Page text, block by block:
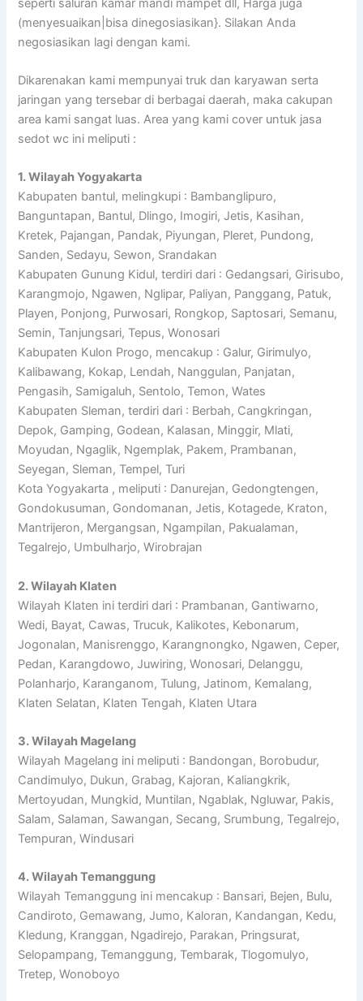
seperti saluran kamar mandi mampet dll, Harga juga
(menyesuaikan|bisa dinegosiasikan}. Silakan Anda
negosiasikan lagi dengan kami.
Dikarenakan kami mempunyai truk dan karyawan serta
jaringan yang tersebar di berbagai daerah, maka cakupan
area kami sangat luas. Area yang kami cover untuk jasa
sedot wc ini meliputi :
1. Wilayah Yogyakarta
Kabupaten bantul, melingkupi : Bambanglipuro,
Banguntapan, Bantul, Dlingo, Imogiri, Jetis, Kasihan,
Kretek, Pajangan, Pandak, Piyungan, Pleret, Pundong,
Sanden, Sedayu, Sewon, Srandakan
Kabupaten Gunung Kidul, terdiri dari : Gedangsari, Girisubo,
Karangmojo, Ngawen, Nglipar, Paliyan, Panggang, Patuk,
Playen, Ponjong, Purwosari, Rongkop, Saptosari, Semanu,
Semin, Tanjungsari, Tepus, Wonosari
Kabupaten Kulon Progo, mencakup : Galur, Girimulyo,
Kalibawang, Kokap, Lendah, Nanggulan, Panjatan,
Pengasih, Samigaluh, Sentolo, Temon, Wates
Kabupaten Sleman, terdiri dari : Berbah, Cangkringan,
Depok, Gamping, Godean, Kalasan, Minggir, Mlati,
Moyudan, Ngaglik, Ngemplak, Pakem, Prambanan,
Seyegan, Sleman, Tempel, Turi
Kota Yogyakarta , meliputi : Danurejan, Gedongtengen,
Gondokusuman, Gondomanan, Jetis, Kotagede, Kraton,
Mantrijeron, Mergangsan, Ngampilan, Pakualaman,
Tegalrejo, Umbulharjo, Wirobrajan
2. Wilayah Klaten
Wilayah Klaten ini terdiri dari : Prambanan, Gantiwarno,
Wedi, Bayat, Cawas, Trucuk, Kalikotes, Kebonarum,
Jogonalan, Manisrenggo, Karangnongko, Ngawen, Ceper,
Pedan, Karangdowo, Juwiring, Wonosari, Delanggu,
Polanharjo, Karanganom, Tulung, Jatinom, Kemalang,
Klaten Selatan, Klaten Tengah, Klaten Utara
3. Wilayah Magelang
Wilayah Magelang ini meliputi : Bandongan, Borobudur,
Candimulyo, Dukun, Grabag, Kajoran, Kaliangkrik,
Mertoyudan, Mungkid, Muntilan, Ngablak, Ngluwar, Pakis,
Salam, Salaman, Sawangan, Secang, Srumbung, Tegalrejo,
Tempuran, Windusari
4. Wilayah Temanggung
Wilayah Temanggung ini mencakup : Bansari, Bejen, Bulu,
Candiroto, Gemawang, Jumo, Kaloran, Kandangan, Kedu,
Kledung, Kranggan, Ngadirejo, Parakan, Pringsurat,
Selopampang, Temanggung, Tembarak, Tlogomulyo,
Tretep, Wonoboyo